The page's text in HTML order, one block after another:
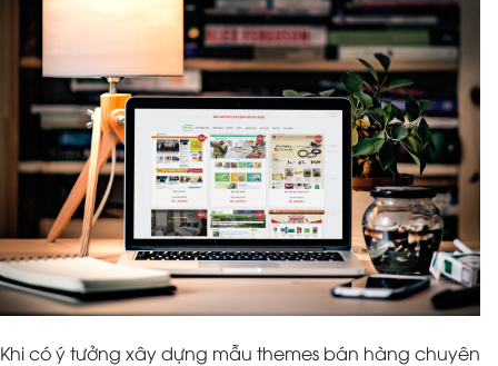
Khi có ý tưởng xây dựng mẫu themes bán hàng chuyên